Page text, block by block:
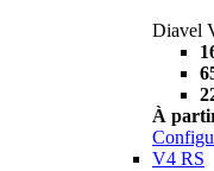
Diavel
À
V4 RS